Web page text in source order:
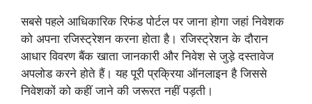
सबसे पहले आधिकारिक रिफंड पोर्टल पर जाना होगा जहां निवेशक
को अपना रजिस्ट्रेशन करना होता है। रजिस्ट्रेशन के दौरान
आधार विवरण बैंक खाता जानकारी और निवेश से जुड़े दस्तावेज
अपलोड करने होते हैं। यह पूरी प्रक्रिया ऑनलाइन है जिससे
निवेशकों को कहीं जाने की जरूरत नहीं पड़ती।